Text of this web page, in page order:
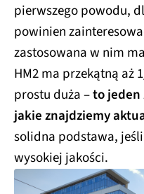
pierwszego powodu,
powinien
zastosowana w nim
HM2 ma przekątną aż
prostu duża –to jeden
jakie znajdziemy
solidna podstawa,
wysokiej jakości.